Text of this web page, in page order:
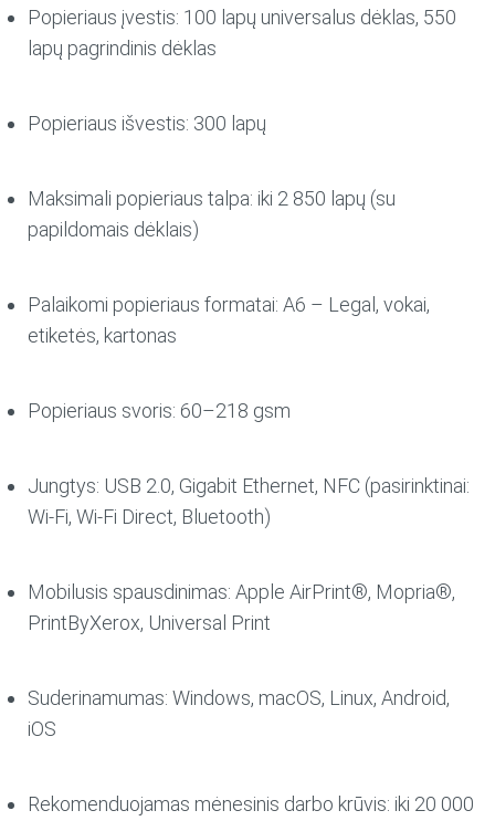
Popieriaus įvestis: 100 lapų universalus dėklas, 550
lapų pagrindinis dėklas
Popieriaus išvestis: 300 lapų
Maksimali popieriaus talpa: iki 2 850 lapų (su
papildomais dėklais)
Palaikomi popieriaus formatai: A6 – Legal, vokai,
etiketės, kartonas
Popieriaus svoris: 60–218 gsm
Jungtys: USB 2.0, Gigabit Ethernet, NFC (pasirinktinai:
Wi-Fi, Wi-Fi Direct, Bluetooth)
Mobilusis spausdinimas: Apple AirPrint®, Mopria®,
PrintByXerox, Universal Print
Suderinamumas: Windows, macOS, Linux, Android,
iOS
Rekomenduojamas mėnesinis darbo krūvis: iki 20 000